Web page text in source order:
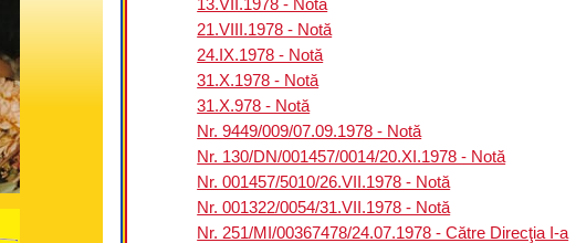
21.VIII.1978 - Notă
24.IX.1978 - Notă
31.X.1978 - Notă
31.X.978 - Notă
Nr. 9449/009/07.09.1978 - Notă
Nr. 130/DN/001457/0014/20.XI.1978 - Notă
Nr. 001457/5010/26.VII.1978 - Notă
Nr. 001322/0054/31.VII.1978 - Notă
Nr. 251/MI/00367478/24.07.1978 - Către Direcţia I-a